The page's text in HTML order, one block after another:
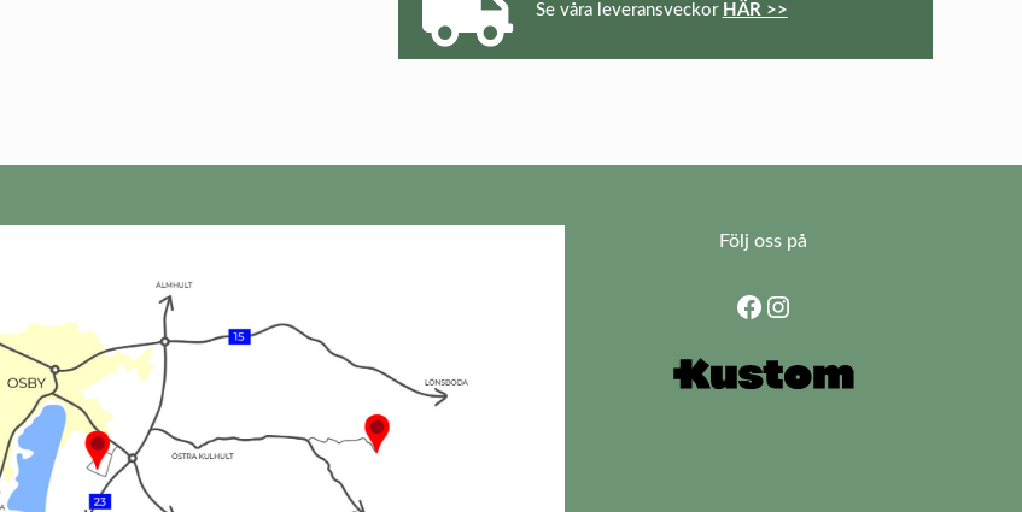
Se våra leveransveckor HÄR >>
Följ oss på
Facebook
Instagram